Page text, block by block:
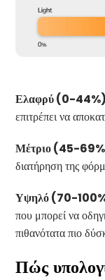
Ελαφρύ (0-
επιτρέπει να
Μέτριο (45-
διατήρηση της
Υψηλό (70-
που μπορεί να
πιθανότατα πιο
Πώς